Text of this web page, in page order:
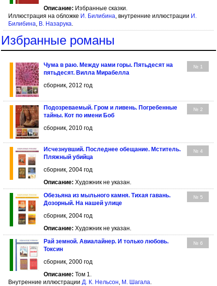
Описание: Избранные сказки.
Иллюстрация на обложке И. Билибина, внутренние иллюстрации И.
Билибина, В. Назарука.
Избранные романы
№ 1
Чума в раю. Между нами горы. Пятьдесят на
пятьдесят. Вилла Мирабелла
сборник, 2012 год
№ 2
Подозреваемый. Гром и ливень. Погребенные
тайны. Кот по имени Боб
сборник, 2010 год
№ 4
Исчезнувший. Последнее обещание. Мститель.
Пляжный убийца
сборник, 2004 год
Описание: Художник не указан.
№ 5
Обезьяна из мыльного камня. Тихая гавань.
Дозорный. На нашей улице
сборник, 2004 год
Описание: Художник не указан.
№ 6
Рай земной. Авиалайнер. И только любовь.
Токсин
сборник, 2000 год
Описание: Том 1.
Внутренние иллюстрации Д. К. Нельсон М. Шагала